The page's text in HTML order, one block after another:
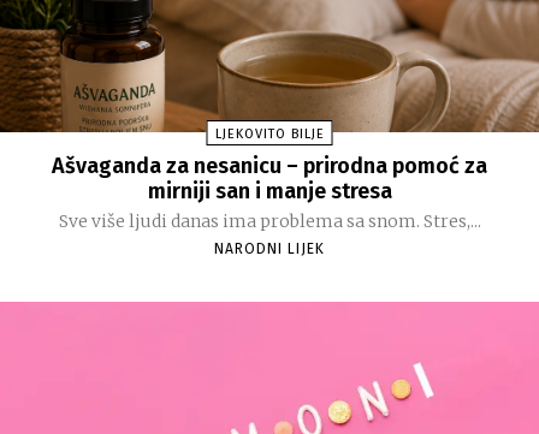
LJEKOVITO BILJE
Ašvaganda za nesanicu – prirodna pomoć za
mirniji san i manje stresa
Sve više ljudi danas ima problema sa snom. Stres,...
NARODNI LIJEK